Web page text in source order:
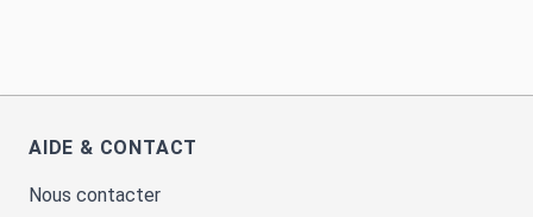
AIDE & CONTACT
Nous contacter